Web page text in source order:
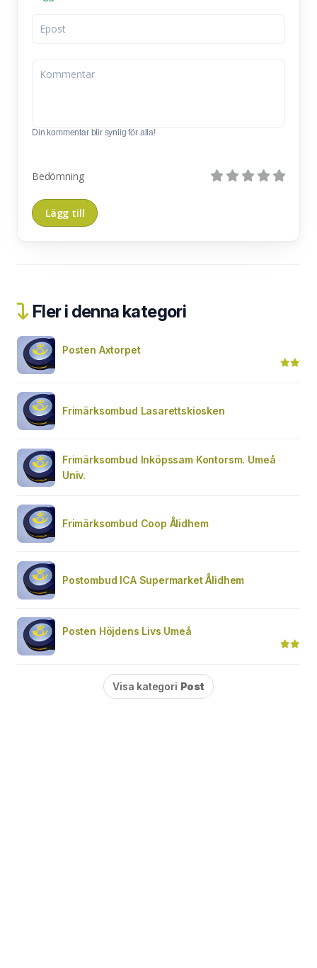
Din kommentar blir synlig för alla!
Bedömning
Fler i denna kategori
Posten Axtorpet
Frimärksombud Lasarettskiosken
Frimärksombud Inköpssam Kontorsm. Umeå
Univ.
Frimärksombud Coop Ålidhem
Postombud ICA Supermarket Ålidhem
Posten Höjdens Livs Umeå
Visa kategori Post